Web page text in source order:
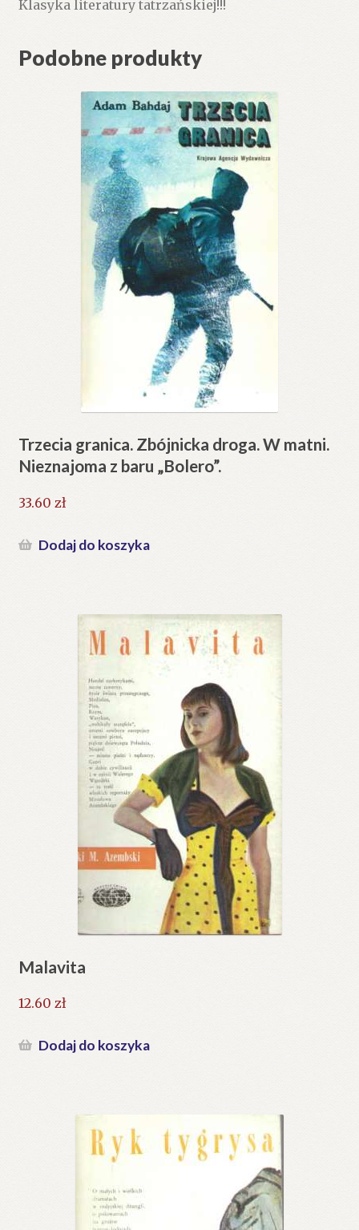
Klasyka literatury tatrzańskiej!!!
Podobne produkty
Trzecia granica. Zbójnicka droga. W matni.
Nieznajoma z baru „Bolero”.
33.60 zł
Dodaj do koszyka
Malavita
12.60 zł
Dodaj do koszyka